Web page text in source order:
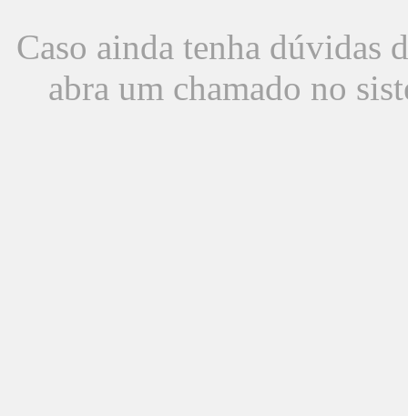
Caso ainda tenha dúvidas
abra um chamado no